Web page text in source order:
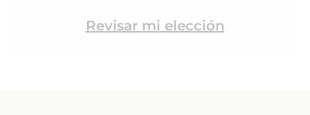
Revisar mi elección